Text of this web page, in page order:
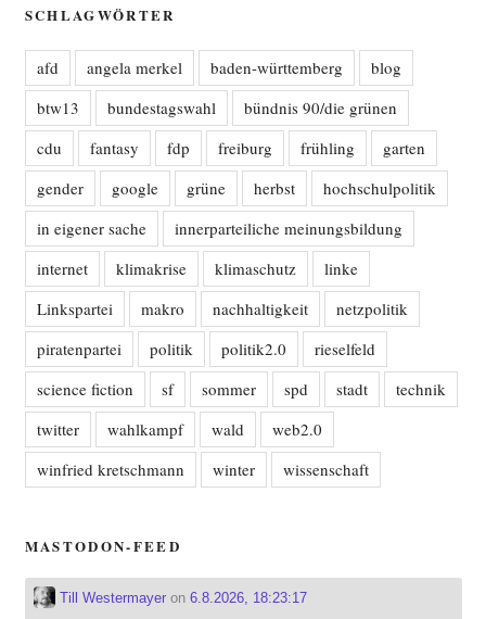
SCHLAGWÖRTER
afd angela merkel baden-württemberg
blog
btw13
bundestagswahl
bündnis 90/die grünen
cdu
fantasy fdp freiburg frühling
garten
gender
google grüne herbst
hochschulpolitik
in eigener sache
innerparteiliche meinungsbildung
internet
klimakrise klimaschutz
linke
Linkspartei
makro nachhaltigkeit
netzpolitik
piratenpartei
politik politik2.0
rieselfeld
science fiction
sf sommer spd stadt
technik
twitter
wahlkampf wald
web2.0
winfried kretschmann
winter wissenschaft
MASTODON-FEED
Till Westermayeron 6.8.2026, 18:23:17